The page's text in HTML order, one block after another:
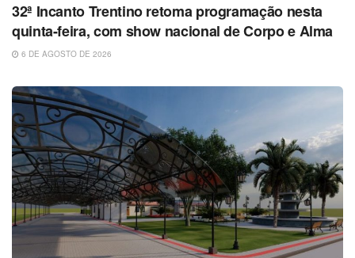
32ª Incanto Trentino retoma programação nesta
quinta-feira, com show nacional de Corpo e Alma
6 DE AGOSTO DE 2026